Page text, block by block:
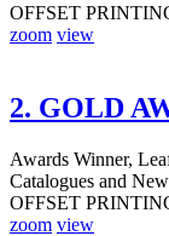
OFFSET
zoom view
2. GOLD
Awards Winner,
Catalogues and
OFFSET
zoom view